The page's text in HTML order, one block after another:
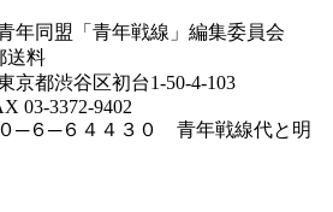
年同盟「青年戦線」編集委員会
送料
都渋谷区初台1-50-4-103
03-3372-9402
─６─６４４３０ 青年戦線代と明